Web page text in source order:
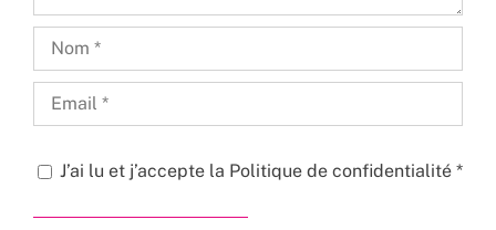
J’ai lu et j’accepte la Politique de confidentialité *